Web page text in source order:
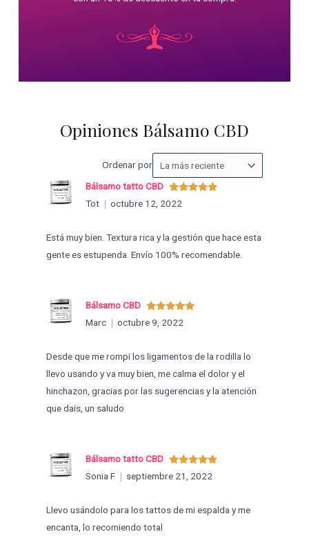
Opiniones Bálsamo CBD
Ordenar porOrdenar
las
Valorado
con
Bálsamo tatto CBD
Tot
octubre 12, 2022
Está muy bien. Textura rica y la gestión que hace esta
gente es estupenda. Envío 100% recomendable.
Valorado
con5de 5
Bálsamo CBD
Marc
octubre 9, 2022
Desde que me rompi los ligamentos de la rodilla lo
llevo usando y va muy bien, me calma el dolor y el
hinchazon, gracias por las sugerencias y la atención
que dais, un saludo
Valorado
con 5de 5
Bálsamo tatto CBD
Sonia F
septiembre 21, 2022
Llevo usándolo para los tattos de mi espalda y me
encanta, lo recomiendo total